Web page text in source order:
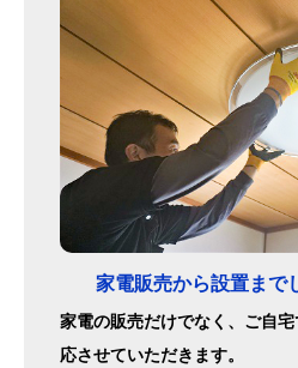
家電販売から設置まで
家電の販売だけでなく、ご自
応させていただきます。